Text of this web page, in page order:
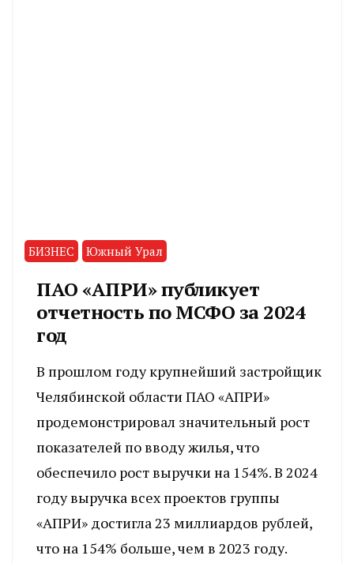
БИЗНЕС Южный Урал
ПАО «АПРИ» публикует
отчетность по МСФО за 2024
год
В прошлом году крупнейший застройщик
Челябинской области ПАО «АПРИ»
продемонстрировал значительный рост
показателей по вводу жилья, что
обеспечило рост выручки на 154%. В 2024
году выручка всех проектов группы
«АПРИ» достигла 23 миллиардов рублей,
что на 154% больше, чем в 2023 году.